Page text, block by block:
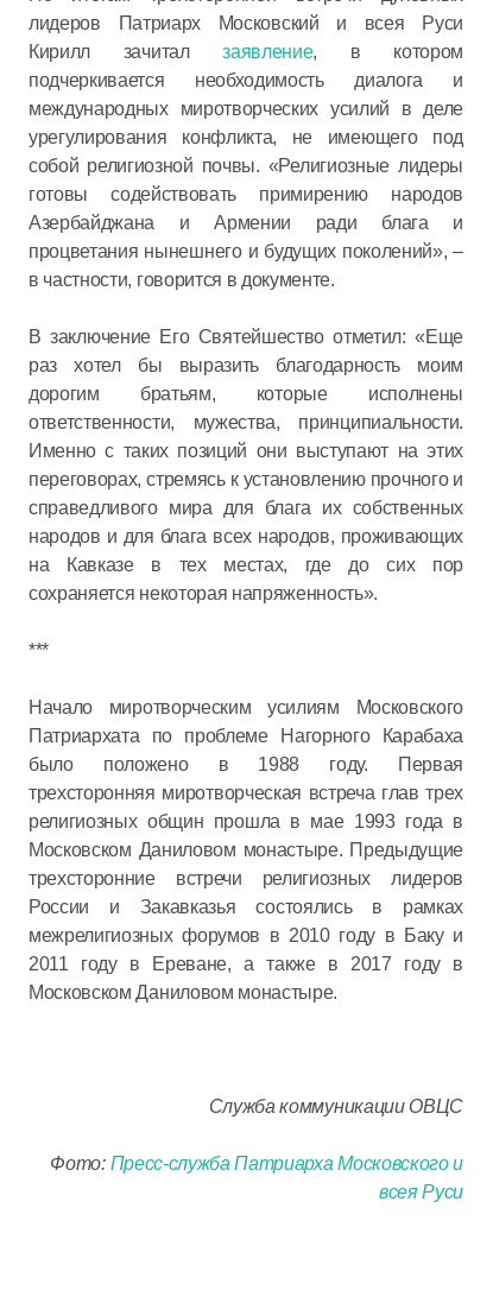
лидеров Патриарх Московский и всея Руси
Кирилл зачиталзаявление, в котором
подчеркивается необходимость диалога и
международных миротворческих усилий в деле
урегулирования конфликта, не имеющего под
собой религиозной почвы. «Религиозные лидеры
готовы содействовать примирению народов
Азербайджана и Армении ради блага и
процветания нынешнего и будущих поколений», –
в частности, говорится в документе.
В заключение Его Святейшество отметил: «Еще
раз хотел бы выразить благодарность моим
дорогим братьям, которые исполнены
ответственности, мужества, принципиальности.
Именно с таких позиций они выступают на этих
переговорах, стремясь к установлению прочного и
справедливого мира для блага их собственных
народов и для блага всех народов, проживающих
на Кавказе в тех местах, где до сих пор
сохраняется некоторая напряженность».
***
Начало миротворческим усилиям Московского
Патриархата по проблеме Нагорного Карабаха
было положено в 1988 году. Первая
трехсторонняя миротворческая встреча глав трех
религиозных общин прошла в мае 1993 года в
Московском Даниловом монастыре. Предыдущие
трехсторонние встречи религиозных лидеров
России и Закавказья состоялись в рамках
межрелигиозных форумов в 2010 году в Баку и
2011 году в Ереване, а также в 2017 году в
Московском Даниловом монастыре.
Служба коммуникации ОВЦС
Фото: Пресс-служба Патриарха Московского и
всея Руси